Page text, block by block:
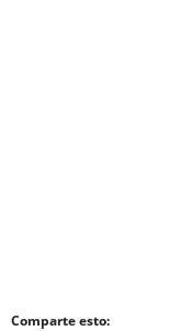
Comparte esto: